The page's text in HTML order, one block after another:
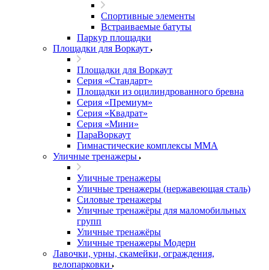
Спортивные элементы
Встраиваемые батуты
Паркур площадки
Площадки для Воркаут
Площадки для Воркаут
Серия «Стандарт»
Площадки из оцилиндрованного бревна
Серия «Премиум»
Серия «Квадрат»
Серия «Мини»
ПараВоркаут
Гимнастические комплексы ММА
Уличные тренажеры
Уличные тренажеры
Уличные тренажеры (нержавеющая сталь)
Силовые тренажеры
Уличные тренажёры для маломобильных
групп
Уличные тренажёры
Уличные тренажеры Модерн
Лавочки, урны, скамейки, ограждения,
велопарковки